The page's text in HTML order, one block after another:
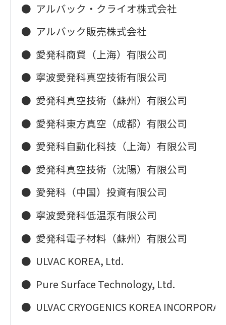
● アルバック・クライオ株式会社
● アルバック販売株式会社
● 愛発科商貿（上海）有限公司
● 寧波愛発科真空技術有限公司
● 愛発科真空技術（蘇州）有限公司
● 愛発科東方真空（成都）有限公司
● 愛発科自動化科技（上海）有限公司
● 愛発科真空技術（沈陽）有限公司
● 愛発科（中国）投資有限公司
● 寧波愛発科低温泵有限公司
● 愛発科電子材料（蘇州）有限公司
● ULVAC KOREA, Ltd.
● Pure Surface Technology, Ltd.
● ULVAC CRYOGENICS KOREA